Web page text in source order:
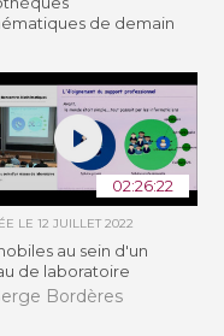
de demain
02:26:22
LE 12 JUILLET 2022
au sein d'un
de laboratoire
Bordères